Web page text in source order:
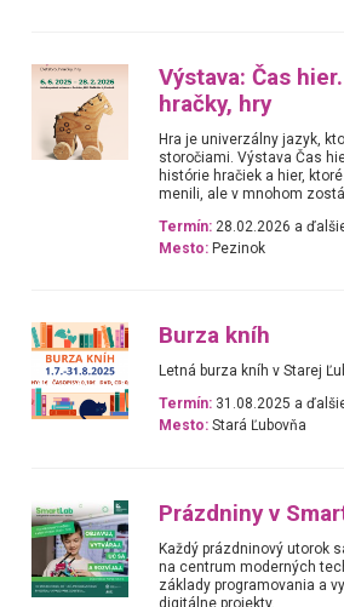
Výstava: Čas
hračky, hry
Hra je univerzálny jazyk,
storočiami. Výstava Čas
histórie hračiek a hier,
menili, ale v mnohom
Termín: 28.02.2026 a
Mesto: Pezinok
Burza kníh
Letná burza kníh v Starej
Termín: 31.08.2025 a
Mesto: Stará Ľubovňa
Prázdniny v
Každý prázdninový utorok
na centrum moderných
základy programovania a
digitálne projekty.